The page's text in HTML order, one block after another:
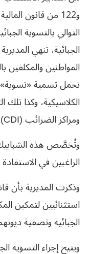
التوالي بالتسوية
الجبائية، تنهي
المواطنين
تحمل تسمية
ومراكز الضرائب (CDI)، عبر كامل التراب الوطني.”
وتُخصَّص هذه
الراغبين في
استثنائيين لتمكين
الجبائية وتصفية
ويتيح إجراء التسوية